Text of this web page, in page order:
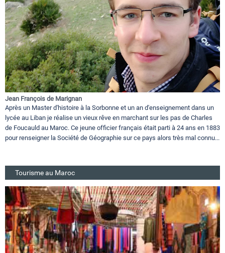
Jean François de Marignan
Après un Master d'histoire à la Sorbonne et un an d'enseignement dans un
lycée au Liban je réalise un vieux rêve en marchant sur les pas de Charles
de Foucauld au Maroc. Ce jeune officier français était parti à 24 ans en 1883
pour renseigner la Société de Géographie sur ce pays alors très mal connu...
Tourisme au Maroc